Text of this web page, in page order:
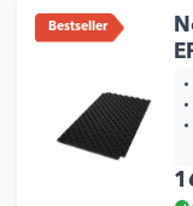
Bestseller